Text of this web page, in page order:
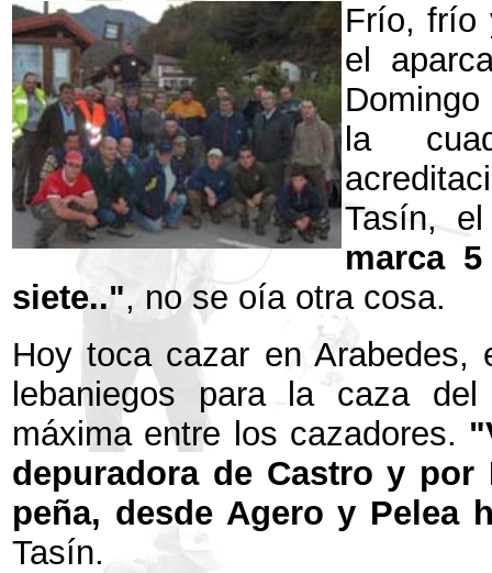
Frío, frío
el
la
Tasín,
marca
siete..", no se oía otra cosa.
Hoy toca cazar en
lebaniegos para la caza
máxima entre los cazadores.
depuradora de Castro y
peña, desde Agero y Pelea
Tasín.